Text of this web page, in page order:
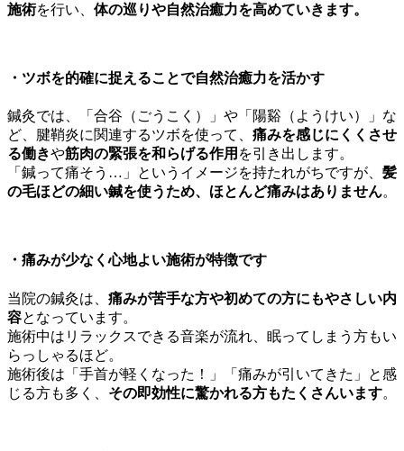
施術を行い、 体の巡りや自然治癒力を高めていきます。
・ ツボを的確に捉えることで自然治癒力を活かす
鍼灸では、「合谷（ごうこく）」や「陽谿（ようけい）」な
ど、腱鞘炎に関連するツボを使って、 痛みを感じにくくさせ
る働きや筋肉の緊張を和らげる作用 を引き出します。
「鍼って痛そう…」というイメージを持たれがちですが、 髪
の毛ほどの細い鍼を使うため、ほとんど痛みはありません。
・ 痛みが少なく心地よい施術が特徴です
当院の鍼灸は、 痛みが苦手な方や初めての方にもやさしい内
容となっています。
施術中はリラックスできる音楽が流れ、眠ってしまう方もい
らっしゃるほど。
施術後は「手首が軽くなった！」「痛みが引いてきた」と感
じる方も多く、 その即効性に驚かれる方もたくさんいます。